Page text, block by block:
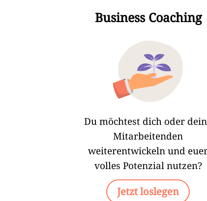
Business Coaching
Du möchtest dich oder
Mitarbeitenden
weiterentwickeln und
volles Potenzial nutzen?
Jetzt loslegen